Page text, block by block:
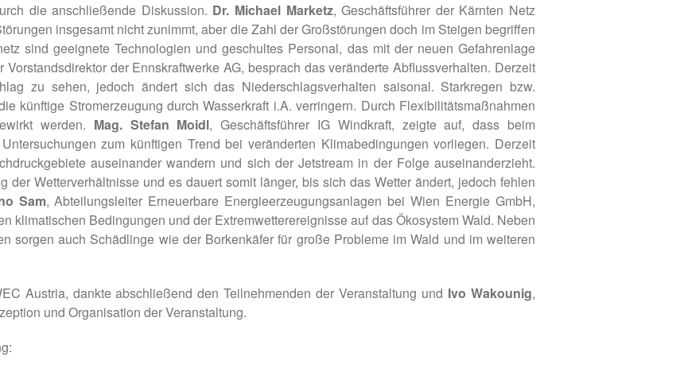
die anschließende Diskussion. Dr. Michael Marketz, Geschäftsführer der Kärnten Netz
insgesamt nicht zunimmt, aber die Zahl der Großstörungen doch im Steigen begriffen
sind geeignete Technologien und geschultes Personal, das mit der neuen Gefahrenlage
Vorstandsdirektor der Ennskraftwerke AG, besprach das veränderte Abflussverhalten. Derzeit
zu sehen, jedoch ändert sich das Niederschlagsverhalten saisonal. Starkregen bzw.
künftige Stromerzeugung durch Wasserkraft i.A. verringern. Durch Flexibilitätsmaßnahmen
werden. Mag. Stefan Moidl, Geschäftsführer IG Windkraft, zeigte auf, dass beim
zum künftigen Trend bei veränderten Klimabedingungen vorliegen. Derzeit
auseinander wandern und sich der Jetstream in der Folge auseinanderzieht.
der Wetterverhältnisse und es dauert somit länger, bis sich das Wetter ändert, jedoch fehlen
Sam, Abteilungsleiter Erneuerbare Energieerzeugungsanlagen bei Wien Energie GmbH,
klimatischen Bedingungen und der Extremwetterereignisse auf das Ökosystem Wald. Neben
sorgen auch Schädlinge wie der Borkenkäfer für große Probleme im Wald und im weiteren
Austria, dankte abschließend den Teilnehmenden der Veranstaltung und Ivo Wakounig,
und Organisation der Veranstaltung.